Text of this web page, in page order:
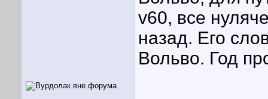
v60, все
назад. Его
Вольво. Год